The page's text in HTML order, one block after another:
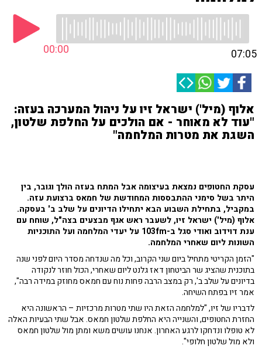
00:00 07:05
אלוף (מיל') ישראל זיו על ניהול המערכה בעזה:
"עוד לא מאוחר - אם הולכים על החלפת שלטון,
השגת את מטרות המלחמה"
עסקת החטופים נמצאת בעיצומה אבל המתח בעזה הולך וגובר, בין
היתר בשל סימני ההתבססות המחודשת של חמאס ברצועת עזה.
במקביל, בתחילת השבוע הבא יתחילו הדיונים על שלב ב' בעסקה.
אלוף (מיל') ישראל זיו, לשעבר ראש אגף מבצעים בצה"ל, שוחח עם
ענת דוידוב ואודי סגל ב-103fm על יעדי המלחמה ועל התוכניות
השונות ליום שאחרי המלחמה.
"הזמן הקריטי מתחיל ביום שני הקרוב, וכל מה שנדחה מסדר היום לפני שנה
בתוכנית שהציג שר הביטחון דאז גלנט ליום שאחרי, הכול חוזר לנקודה
בדיונים על שלב ב', רק במצב הרבה פחות נוח עם חמאס מחוזק במידה רבה",
אמר זיו בפתח השיחה.
לדבריו של זיו, "למלחמה הזאת היו שתי מטרות מרכזיות – הראשונה היא
החזרת החטופים, והשנייה היא החלפת שלטון חמאס. אבל שתי הבעיות האלה
לא טופלו ונדחקו לרגע האחרון. אנחנו עושים משא ומתן מול שלטון חמאס
ולא מול שלטון חלופי".